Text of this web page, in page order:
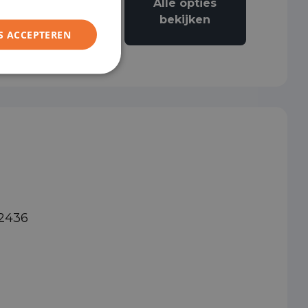
Airbag bestuurder
Alle opties
bekijken
ACCEPTEREN